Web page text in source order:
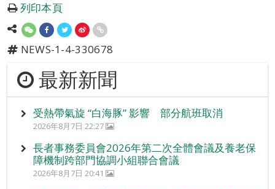
列印本頁
NEWS-1-4-330678
最新新聞
受熱帶氣旋 “白海豚” 影響 部分航班取消
2026年8月7日 22:27
長者事務委員會2026年第二次全體會議及養老保
障機制跨部門協調小組聯合會議
2026年8月7日 20:41